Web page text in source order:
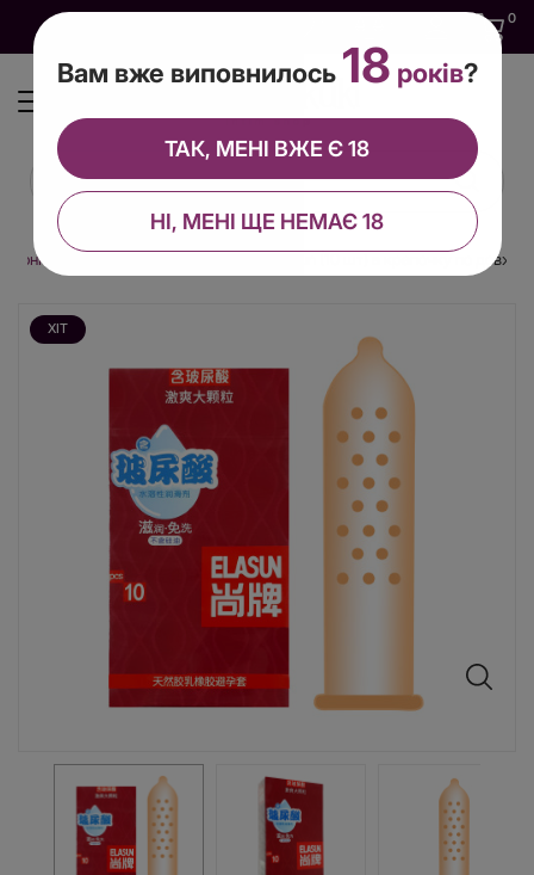
0
Ультратонкі презервативи Elasun (10 шт) в крапочку по довжині
ХІТ
Вам вже виповнилось 18 років?
НІ, МЕНІ ЩЕ НЕМАЄ 18
ТАК, МЕНІ ВЖЕ Є 18